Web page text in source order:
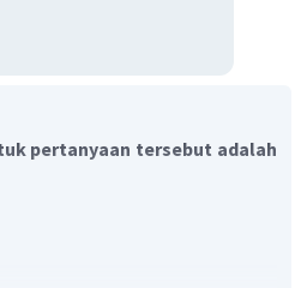
pertanyaan tersebut adalah